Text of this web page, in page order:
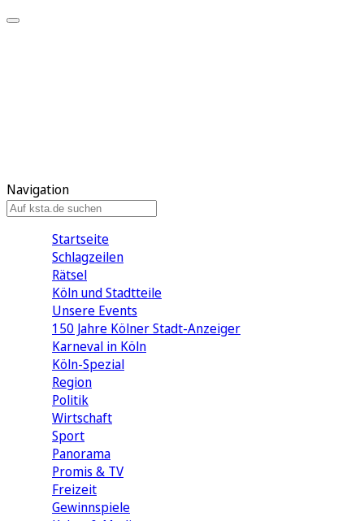
Navigation
Startseite
Schlagzeilen
Rätsel
Köln und Stadtteile
Unsere Events
150 Jahre Kölner Stadt-Anzeiger
Karneval in Köln
Köln-Spezial
Region
Politik
Wirtschaft
Sport
Panorama
Promis & TV
Freizeit
Gewinnspiele